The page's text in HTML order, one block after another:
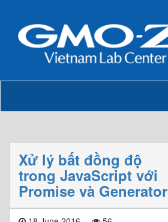
Xử lý bất đồng độ
trong JavaScript với
Promise và Generator